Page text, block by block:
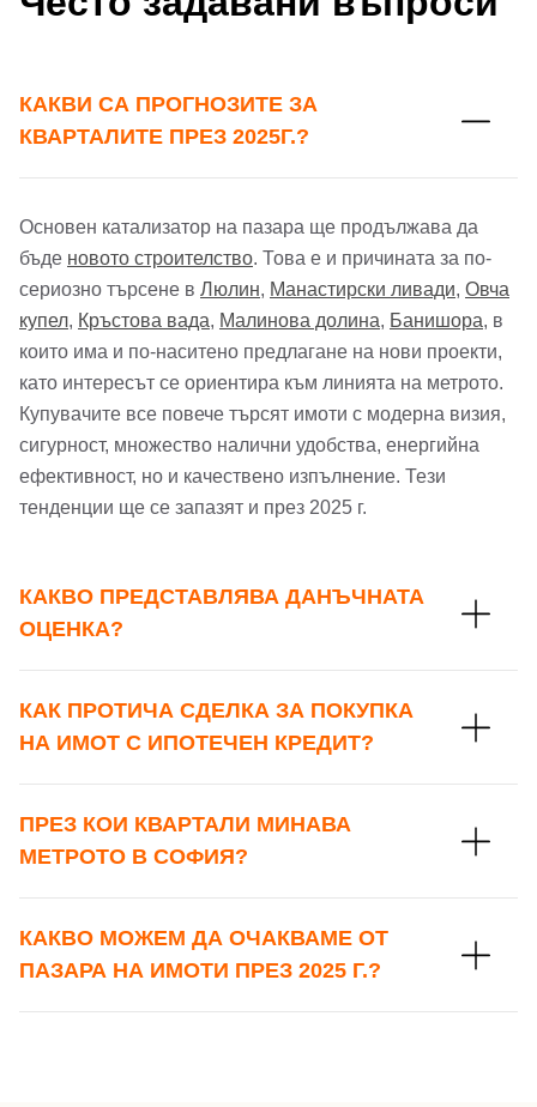
КАКВИ СА ПРОГНОЗИТЕ ЗА
КВАРТАЛИТЕ ПРЕЗ 2025Г.?
Основен катализатор на пазара ще продължава да
бъде новото строителство. Това е и причината за по-
сериозно търсене в Люлин, Манастирски ливади, Овча
купел, Кръстова вада, Малинова долина, Банишора, в
които има и по-наситено предлагане на нови проекти,
като интересът се ориентира към линията на метрото.
Купувачите все повече търсят имоти с модерна визия,
сигурност, множество налични удобства, енергийна
ефективност, но и качествено изпълнение. Тези
тенденции ще се запазят и през 2025 г.
КАКВО ПРЕДСТАВЛЯВА ДАНЪЧНАТА
ОЦЕНКА?
КАК ПРОТИЧА СДЕЛКА ЗА ПОКУПКА
НА ИМОТ С ИПОТЕЧЕН КРЕДИТ?
ПРЕЗ КОИ КВАРТАЛИ МИНАВА
МЕТРОТО В СОФИЯ?
КАКВО МОЖЕМ ДА ОЧАКВАМЕ ОТ
ПАЗАРА НА ИМОТИ ПРЕЗ 2025 Г.?